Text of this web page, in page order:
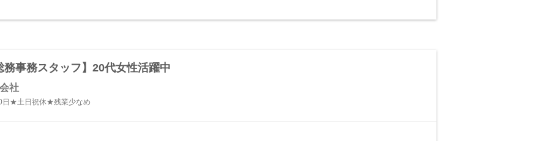
事務スタッフ】20代女性活躍中
社
日★土日祝休★残業少なめ